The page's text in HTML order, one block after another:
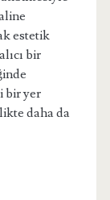
estetik
bir
bir yer
daha da